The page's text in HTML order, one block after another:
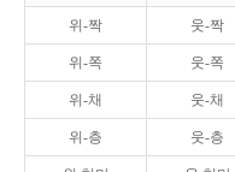
위-짝 웃-짝
위-쪽 웃-쪽
위-채 웃-채
위-층 웃-층